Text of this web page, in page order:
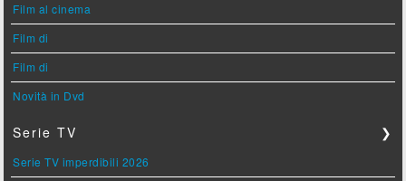
Film al cinema
Film di
Film di
Novità in Dvd
Serie TV ❯
Serie TV imperdibili 2026